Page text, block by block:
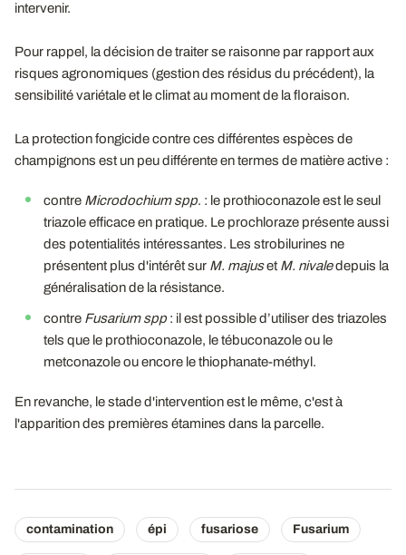
intervenir.
Pour rappel, la décision de traiter se raisonne par rapport aux
risques agronomiques (gestion des résidus du précédent), la
sensibilité variétale et le climat au moment de la floraison.
La protection fongicide contre ces différentes espèces de
champignons est un peu différente en termes de matière active :
contre Microdochium spp. : le prothioconazole est le seul
triazole efficace en pratique. Le prochloraze présente aussi
des potentialités intéressantes. Les strobilurines ne
présentent plus d'intérêt sur M. majuset M. nivaledepuis la
généralisation de la résistance.
contre Fusarium spp : il est possible d’utiliser des triazoles
tels que le prothioconazole, le tébuconazole ou le
metconazole ou encore le thiophanate-méthyl.
En revanche, le stade d'intervention est le même, c'est à
l'apparition des premières étamines dans la parcelle.
contamination épi fusariose Fusarium